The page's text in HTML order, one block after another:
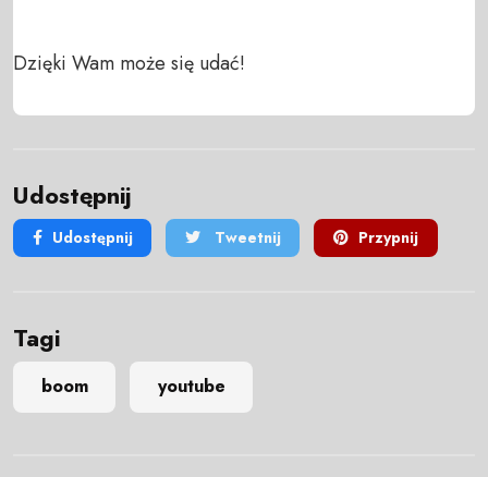
Dzięki Wam może się udać!
Udostępnij
Udostępnij Tweetnij Przypnij
Tagi
boom youtube